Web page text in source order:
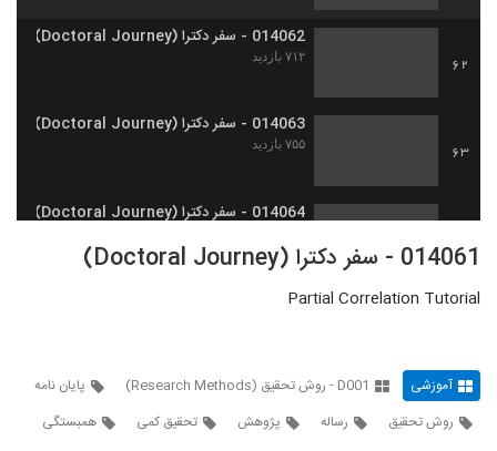
62
014062 - سفر دکترا (Doctoral Journey)
۷۱۲ بازدید
63
014063 - سفر دکترا (Doctoral Journey)
۷۵۵ بازدید
014064 - سفر دکترا (Doctoral Journey)
014065 - سفر دکترا (Doctoral Journey)
66
014066 - سفر دکترا (Doctoral Journey)
014061 - سفر دکترا (Doctoral Journey)
Partial Correlation Tutorial
آموزشی D001 - روش تحقیق (Research Methods)
پایان نامه
روش تحقیق
رساله پژوهش تحقیق کمی همبستگی